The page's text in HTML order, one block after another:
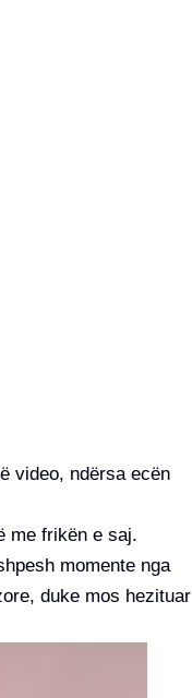
video, ndërsa ecën
me frikën e saj.
momente nga
duke mos hezituar